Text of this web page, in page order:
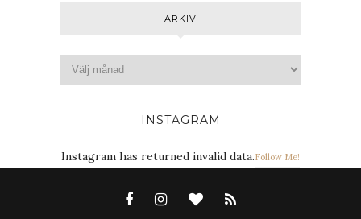
ARKIV
INSTAGRAM
Instagram has returned invalid data.Follow Me!